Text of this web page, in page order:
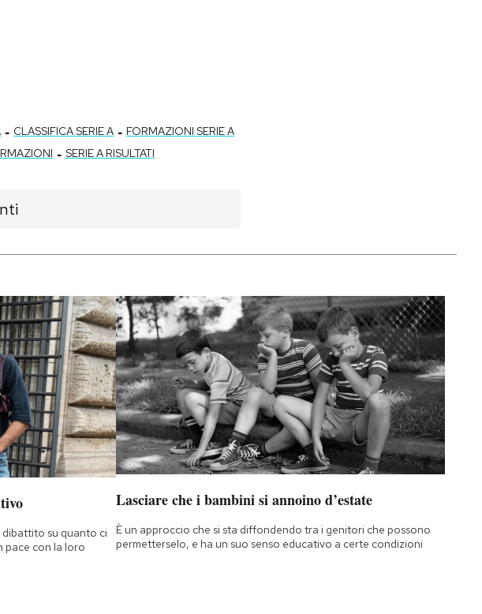
- CLASSIFICA SERIE A - FORMAZIONI SERIE A
- SERIE A RISULTATI
su quanto ci
pace con la loro
Lasciare che i bambini si annoino d’estate
È un approccio che si sta diffondendo tra i genitori che possono
permetterselo, e ha un suo senso educativo a certe condizioni